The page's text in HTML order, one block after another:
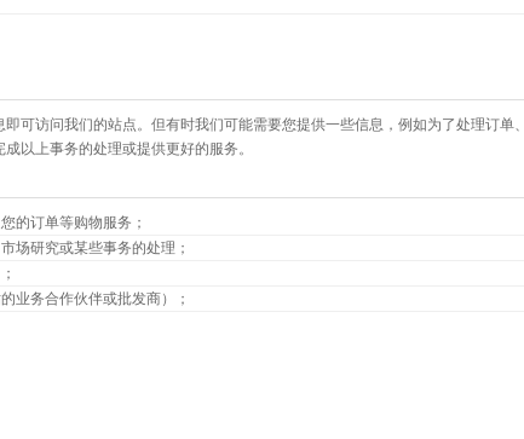
可访问我们的站点。但有时我们可能需要您提供一些信息，例如为了处理订单
以上事务的处理或提供更好的服务。
的订单等购物服务；
场研究或某些事务的处理；
业务合作伙伴或批发商）；